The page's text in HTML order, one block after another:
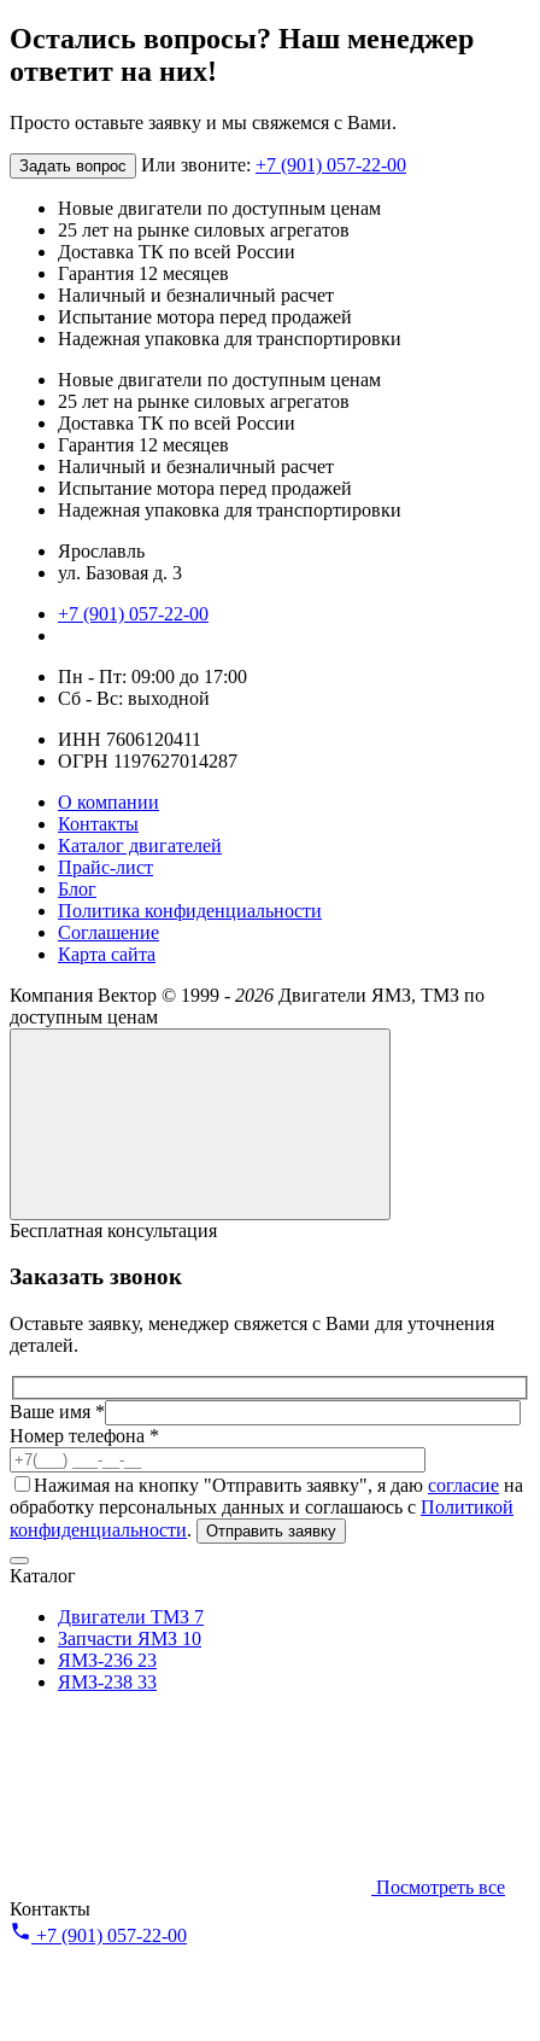
Остались вопросы? Наш менеджер
ответит на них!
Просто оставьте заявку и мы свяжемся с Вами.
Задать вопрос Или звоните: +7 (901) 057-22-00
Новые двигатели по доступным ценам
25 лет на рынке силовых агрегатов
Доставка ТК по всей России
Гарантия 12 месяцев
Наличный и безналичный расчет
Испытание мотора перед продажей
Надежная упаковка для транспортировки
Новые двигатели по доступным ценам
25 лет на рынке силовых агрегатов
Доставка ТК по всей России
Гарантия 12 месяцев
Наличный и безналичный расчет
Испытание мотора перед продажей
Надежная упаковка для транспортировки
Ярославль
ул. Базовая д. 3
+7 (901) 057-22-00
Пн - Пт: 09:00 до 17:00
Сб - Вс: выходной
ИНН 7606120411
ОГРН 1197627014287
О компании
Контакты
Каталог двигателей
Прайс-лист
Блог
Политика конфиденциальности
Соглашение
Карта сайта
Компания Вектор © 1999 - 2026 Двигатели ЯМЗ, ТМЗ по
доступным ценам
Бесплатная консультация
Заказать звонок
Оставьте заявку, менеджер свяжется с Вами для уточнения
деталей.
Ваше имя *
Номер телефона *
Нажимая на кнопку "Отправить заявку", я даю согласие на
обработку персональных данных и соглашаюсь с Политикой
конфиденциальности. Отправить заявку
Каталог
Двигатели ТМЗ 7
Запчасти ЯМЗ 10
ЯМЗ-236 23
ЯМЗ-238 33
Посмотреть все
Контакты
+7 (901) 057-22-00